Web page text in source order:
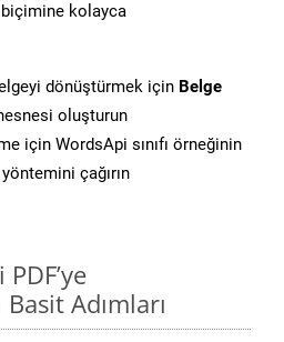
kolayca
dönüştürmek için Belge
oluşturun
için WordsApi sınıfı örneğinin
yöntemini çağırın
Adımları